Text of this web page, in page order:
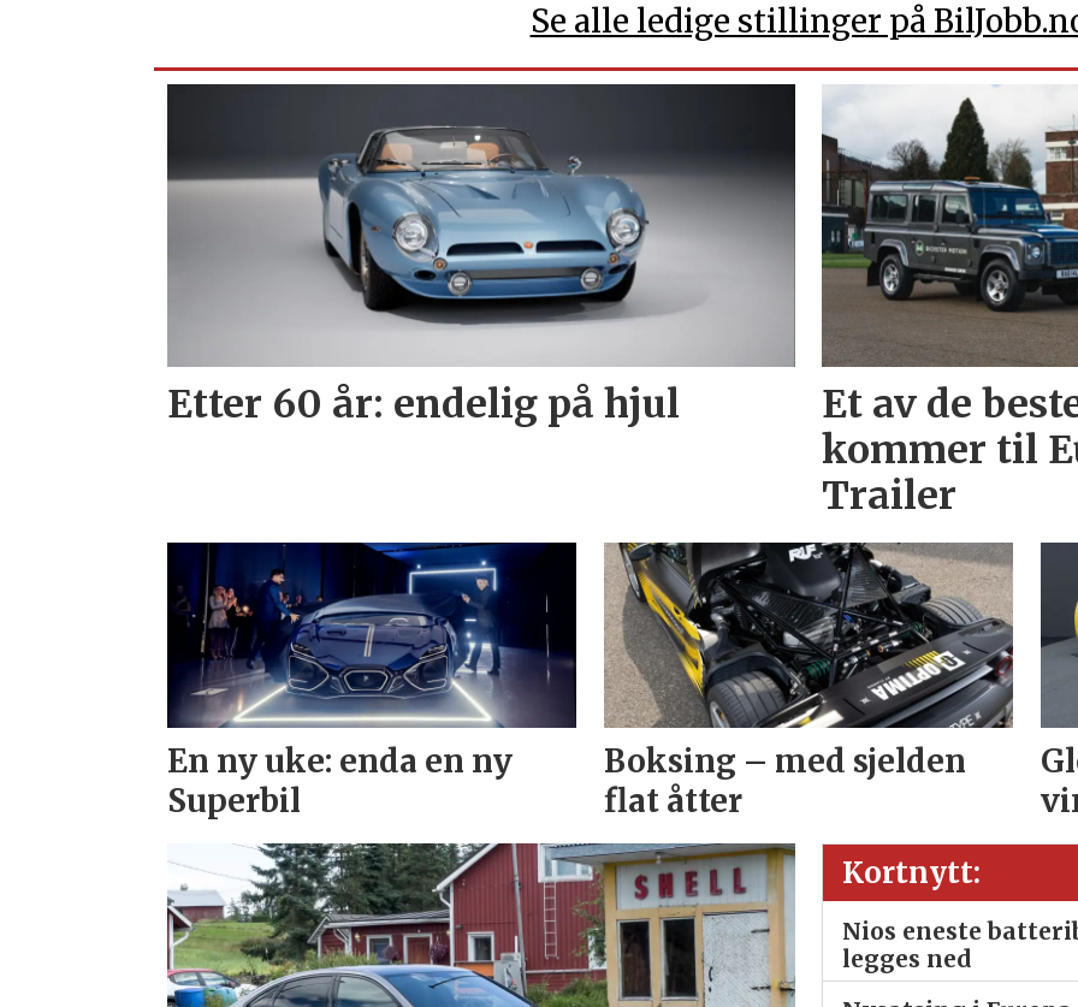
Se alle ledige stillinger på
Etter 60 år: endelig på hjul
Et av de
kommer til
Trailer
En ny uke: enda en ny
Superbil
Boksing – med sjelden
flat åtter
Kortnytt:
Nios eneste
legges ned